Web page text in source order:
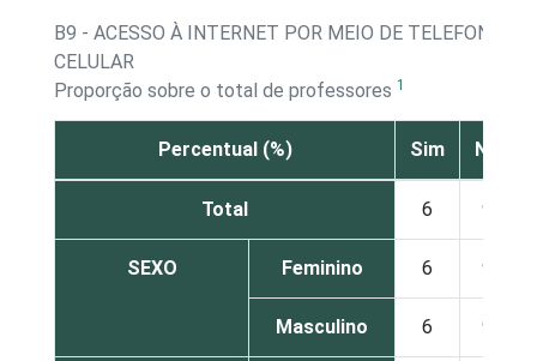
B9 - ACESSO À INTERNET POR MEIO DE TELEFONE
CELULAR
Proporção sobre o total de professores 1
Percentual (%) Sim Não
Total 6 94
SEXO Feminino 6 94
Masculino 6 94